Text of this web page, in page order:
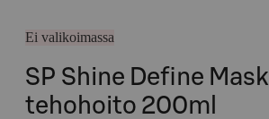
Ei valikoimassa
SP Shine Define Mask
tehohoito 200ml